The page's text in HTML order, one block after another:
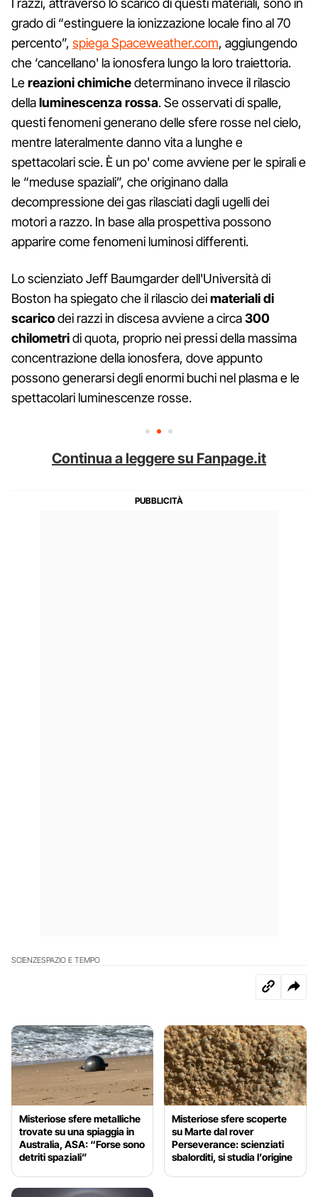
I razzi, attraverso lo scarico di questi materiali, sono in
grado di “estinguere la ionizzazione locale fino al 70
percento”, spiega Spaceweather.com, aggiungendo
che ‘cancellano' la ionosfera lungo la loro traiettoria.
Lereazioni chimichedeterminano invece il rilascio
dellaluminescenza rossa. Se osservati di spalle,
questi fenomeni generano delle sfere rosse nel cielo,
mentre lateralmente danno vita a lunghe e
spettacolari scie. È un po' come avviene per le spirali e
le “meduse spaziali”, che originano dalla
decompressione dei gas rilasciati dagli ugelli dei
motori a razzo. In base alla prospettiva possono
apparire come fenomeni luminosi differenti.
Lo scienziato Jeff Baumgarder dell'Università di
Boston ha spiegato che il rilascio deimateriali di
scaricodei razzi in discesa avviene a circa300
chilometridi quota, proprio nei pressi della massima
concentrazione della ionosfera, dove appunto
possono generarsi degli enormi buchi nel plasma e le
spettacolari luminescenze rosse.
Continua a leggere su Fanpage.it
SCIENZESPAZIO E TEMPO
Misteriose sfere metalliche
trovate su una spiaggia in
Australia, ASA: “Forse sono
detriti spaziali”
Misteriose sfere scoperte
su Marte dal rover
Perseverance: scienziati
sbalorditi, si studia l’origine